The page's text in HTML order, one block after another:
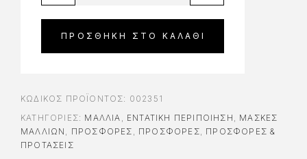
ΠΡΟΣΘΉΚΗ ΣΤΟ ΚΑΛΆΘΙ
ΚΩΔΙΚΌΣ ΠΡΟΪΌΝΤΟΣ: 002351
ΚΑΤΗΓΟΡΊΕΣ: ΜΑΛΛΙΑ ΕΝΤΑΤΙΚΉ ΠΕΡΙΠΟΊΗΣΗ
ΜΆΣΚΕΣ
ΜΑΛΛΙΏΝ
ΠΡΟΣΦΟΡΈΣ ΠΡΟΣΦΟΡΈΣ
ΠΡΟΣΦΟΡΕΣ &
ΠΡΟΤΑΣΕΙΣ